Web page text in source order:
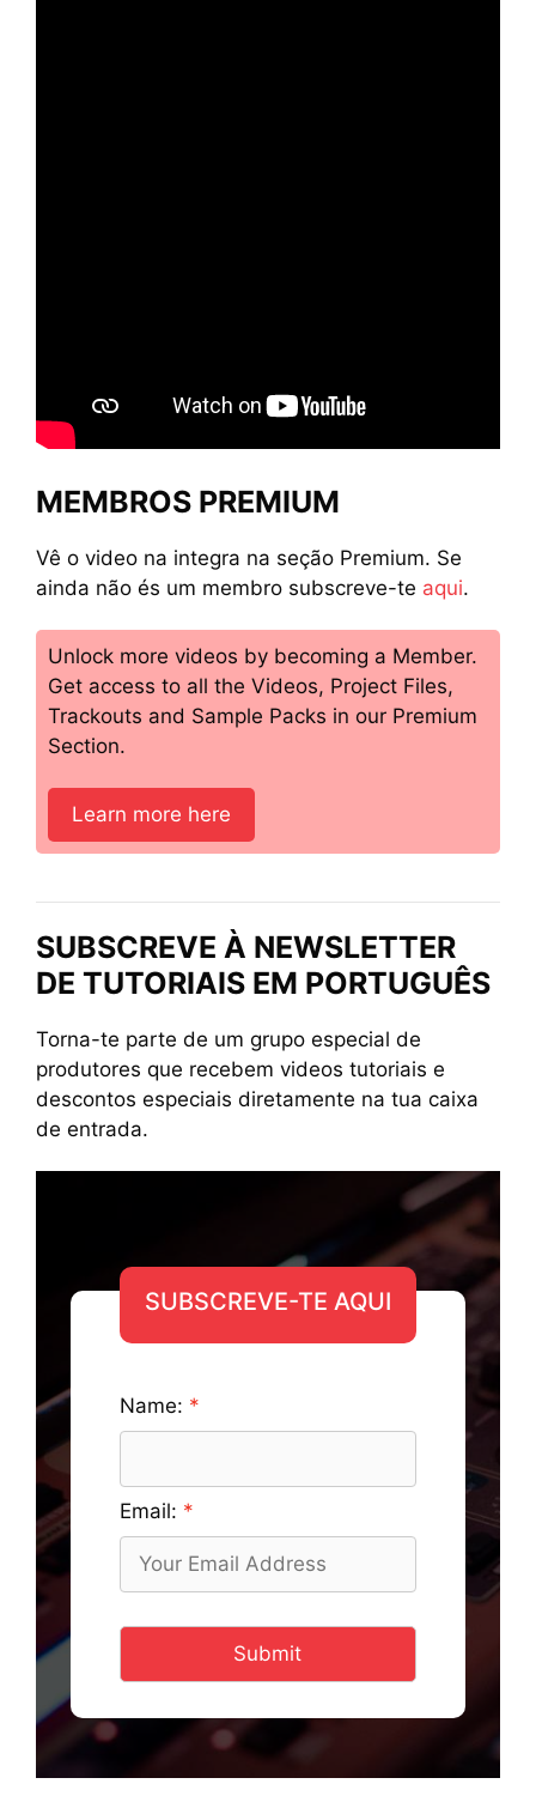
MEMBROS PREMIUM
Vê o video na integra na seção Premium. Se
ainda não és um membro subscreve-te aqui.
Unlock more videos by becoming a Member.
Get access to all the Videos, Project Files,
Trackouts and Sample Packs in our Premium
Section.
Learn more here
SUBSCREVE À NEWSLETTER
DE TUTORIAIS EM PORTUGUÊS
Torna-te parte de um grupo especial de
produtores que recebem videos tutoriais e
descontos especiais diretamente na tua caixa
de entrada.
SUBSCREVE-TE AQUI
Name:
Email:
Submit